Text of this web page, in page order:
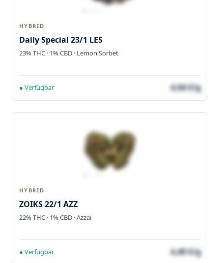
HYBRID
Daily Special 23/1 LES
23% THC · 1% CBD · Lemon Sorbet
● Verfügbar 4,04 €/g
HYBRID
ZOIKS 22/1 AZZ
22% THC · 1% CBD · Azzai
● Verfügbar 4,49 €/g